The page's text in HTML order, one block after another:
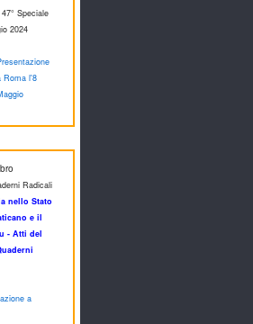
Speciale
2024
Roma l'8
Radicali
nello Stato
e il
- Atti del
a